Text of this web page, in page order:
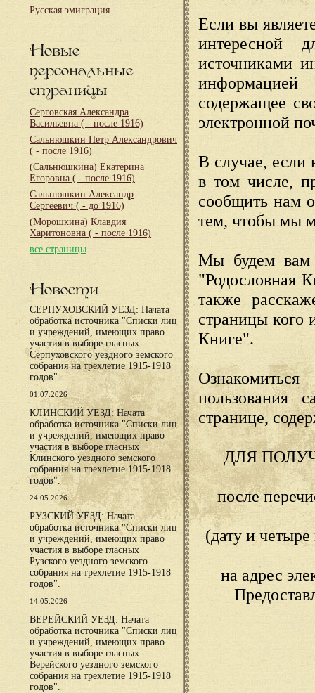
Русская эмиграция
Новые
персональные
страницы
Серговская Александра
Васильевна ( - после 1916)
Сальнюшкин Петр Александрович
( - после 1916)
(Сальнюшкина) Екатерина
Егоровна ( - после 1916)
Сальнюшкин Александр
Сергеевич ( - до 1916)
(Морошкина) Клавдия
Харитоновна ( - после 1916)
все страницы
Новости
СЕРПУХОВСКИЙ УЕЗД: Начата
обработка источника "Списки лиц
и учреждений, имеющих право
участия в выборе гласных
Серпуховского уездного земского
собрания на трехлетие 1915-1918
годов".
01.07.2026
КЛИНСКИЙ УЕЗД: Начата
обработка источника "Списки лиц
и учреждений, имеющих право
участия в выборе гласных
Клинского уездного земского
собрания на трехлетие 1915-1918
годов".
24.05.2026
РУЗСКИЙ УЕЗД: Начата
обработка источника "Списки лиц
и учреждений, имеющих право
участия в выборе гласных
Рузского уездного земского
собрания на трехлетие 1915-1918
годов".
14.05.2026
ВЕРЕЙСКИЙ УЕЗД: Начата
обработка источника "Списки лиц
и учреждений, имеющих право
участия в выборе гласных
Верейского уездного земского
собрания на трехлетие 1915-1918
годов".
Если вы
интересной
источниками
содержащее
электронной
В случае, если
в том числе,
сообщить нам
тем, чтобы мы
Мы будем вам
"Родословная
также
страницы кого
Книге".
пользования
странице,
ДЛЯ
после
(дату и
на адрес